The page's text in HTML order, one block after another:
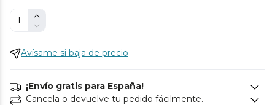
Avísame si baja de precio
¡Envío gratis para España!
Cancela o devuelve tu pedido fácilmente.